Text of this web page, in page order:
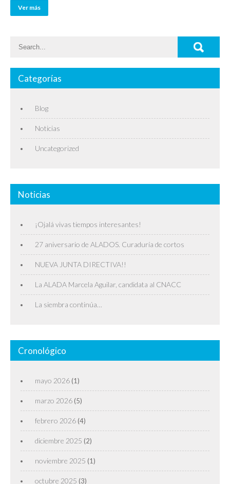
Ver más
Categorías
Blog
Noticias
Uncategorized
Noticias
¡Ojalá vivas tiempos interesantes!
27 aniversario de ALADOS. Curaduría de cortos
NUEVA JUNTA DIRECTIVA!!
La ALADA Marcela Aguilar, candidata al CNACC
La siembra continúa…
Cronológico
mayo 2026 (1)
marzo 2026 (5)
febrero 2026 (4)
diciembre 2025 (2)
noviembre 2025 (1)
octubre 2025 (3)